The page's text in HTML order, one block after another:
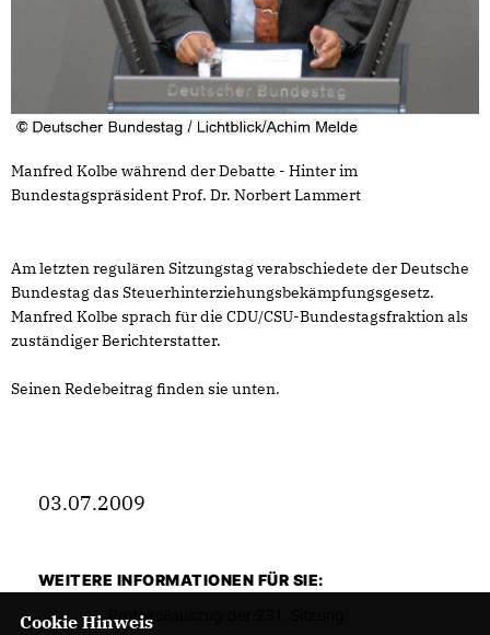
Manfred Kolbe während der Debatte - Hinter im
Bundestagspräsident Prof. Dr. Norbert Lammert
Am letzten regulären Sitzungstag verabschiedete der Deutsche
Bundestag das Steuerhinterziehungsbekämpfungsgesetz.
Manfred Kolbe sprach für die CDU/CSU-Bundestagsfraktion als
zuständiger Berichterstatter.
Seinen Redebeitrag finden sie unten.
03.07.2009
WEITERE INFORMATIONEN FÜR SIE:
Protokollauszug der 231. Sitzung
Cookie Hinweis